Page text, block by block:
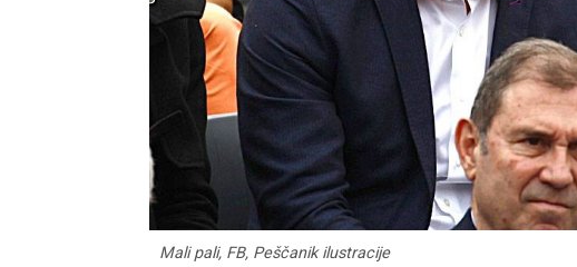
Mali pali, FB, Peščanik ilustracije